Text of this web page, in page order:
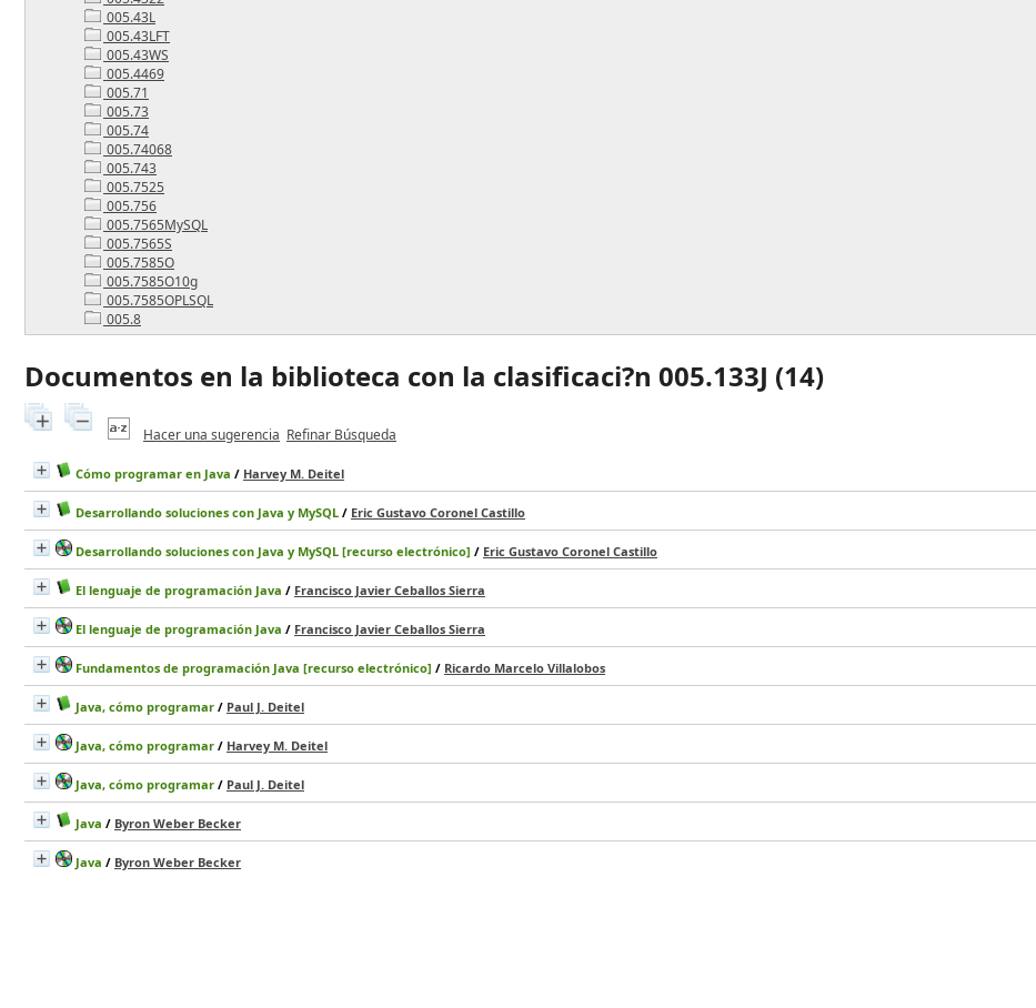
005.43L
005.43LFT
005.43WS
005.4469
005.71
005.73
005.74
005.74068
005.743
005.7525
005.756
005.7565MySQL
005.7565S
005.7585O
005.7585O10g
005.7585OPLSQL
005.8
Documentos en la biblioteca con la clasificaci?n 005.133J (14)
Hacer una sugerencia Refinar Búsqueda
Cómo programar en Java / Harvey M. Deitel
Desarrollando soluciones con Java y MySQL / Eric Gustavo Coronel Castillo
Desarrollando soluciones con Java y MySQL [recurso electrónico] / Eric Gustavo Coronel Castillo
El lenguaje de programación Java / Francisco Javier Ceballos Sierra
El lenguaje de programación Java / Francisco Javier Ceballos Sierra
Fundamentos de programación Java [recurso electrónico] / Ricardo Marcelo Villalobos
Java, cómo programar / Paul J. Deitel
Java, cómo programar / Harvey M. Deitel
Java, cómo programar / Paul J. Deitel
Java / Byron Weber Becker
Java / Byron Weber Becker